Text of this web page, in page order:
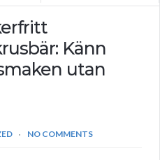
Känn
utan
NO COMMENTS